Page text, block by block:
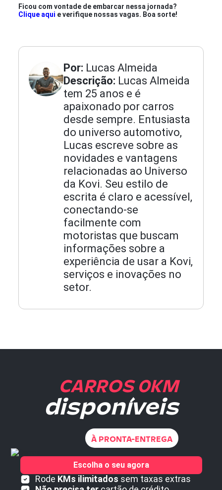
Ficou com vontade de embarcar nessa jornada?
Clique aqui e verifique nossas vagas. Boa sorte!
Por: Lucas Almeida
Descrição: Lucas Almeida
tem 25 anos e é
apaixonado por carros
desde sempre. Entusiasta
do universo automotivo,
Lucas escreve sobre as
novidades e vantagens
relacionadas ao Universo
da Kovi. Seu estilo de
escrita é claro e acessível,
conectando-se
facilmente com
motoristas que buscam
informações sobre a
experiência de usar a Kovi,
serviços e inovações no
setor.
CARROS 0KM
disponíveis
À PRONTA-ENTREGA
Rode KMs ilimitados sem taxas extras
Escolha o seu agora